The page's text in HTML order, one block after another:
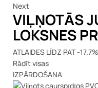
Next
VIĻŅOTĀS
LOKSNES
ATLAIDES LĪDZ PAT -17.7%
Rādīt visas
IZPĀRDOŠANA